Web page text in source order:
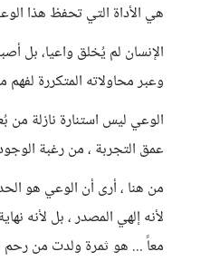
هي الأداة التي تحفظ هذا
الإنسان لم يُخلق واعيا، بل
وعبر محاولاته المتكررة
الوعي ليس استنارة نازلة
عمق التجربة ، من رغبة
من هنا ، أرى أن الوعي هو
لأنه إلهي المصدر ، بل لأنه
معاً ... هو ثمرة ولدت من رحم